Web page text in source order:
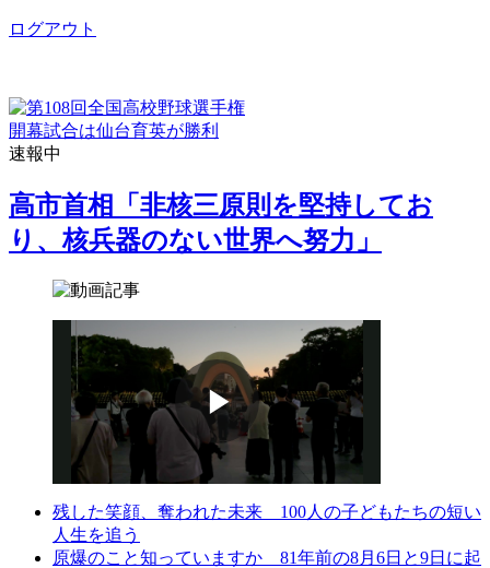
ログアウト
開幕試合は仙台育英が勝利
速報中
高市首相「非核三原則を堅持してお
り、核兵器のない世界へ努力」
Play
Video
残した笑顔、奪われた未来 100人の子どもたちの短い
人生を追う
原爆のこと知っていますか 81年前の8月6日と9日に起